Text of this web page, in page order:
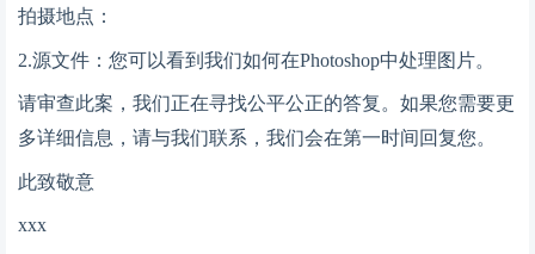
拍摄地点：
2.源文件：您可以看到我们如何在Photoshop中处理图片。
请审查此案，我们正在寻找公平公正的答复。如果您需要更
多详细信息，请与我们联系，我们会在第一时间回复您。
此致敬意
xxx